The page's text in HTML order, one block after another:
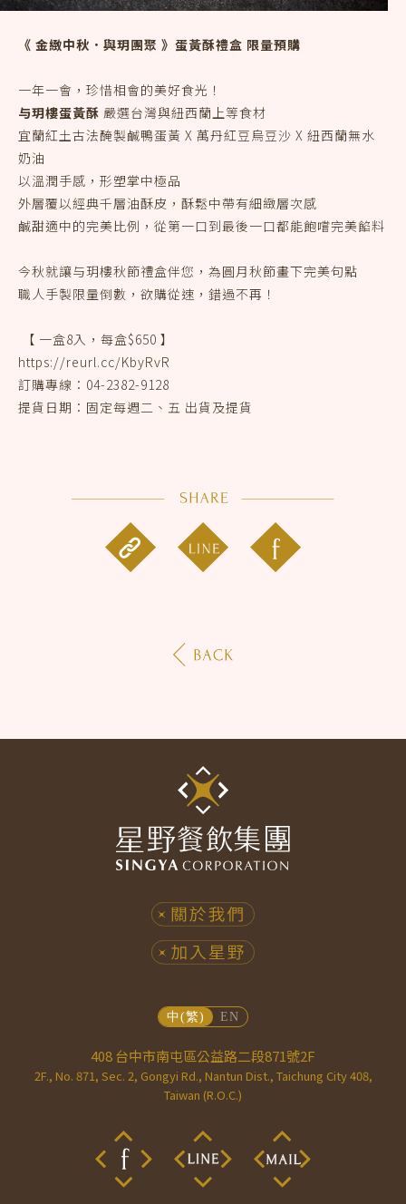
《 金緻中秋．與玥團聚 》蛋黃酥禮盒 限量預購
一年一會，珍惜相會的美好食光！​
与玥樓蛋黃酥 嚴選台灣與紐西蘭上等食材​
宜蘭紅土古法醃製鹹鴨蛋黃 X 萬丹紅豆烏豆沙 X 紐西蘭無水
奶油
以溫潤手感，形塑掌中極品​
外層覆以經典千層油酥皮，酥鬆中帶有細緻層次感​
鹹甜適中的完美比例，從第一口到最後一口都能飽嚐完美餡料​
今秋就讓与玥樓秋節禮盒伴您，為圓月秋節畫下完美句點​
職人手製限量倒數，欲購從速，錯過不再​！
【 一盒8入，每盒$650 】
https://reurl.cc/KbyRvR
訂購專線：04-2382-9128 ​
提貨日期：固定每週二、五 出貨及提貨 ​
408 台中市南屯區公益路二段871號2F
2F., No. 871, Sec. 2, Gongyi Rd., Nantun Dist., Taichung City 408,
Taiwan (R.O.C.)